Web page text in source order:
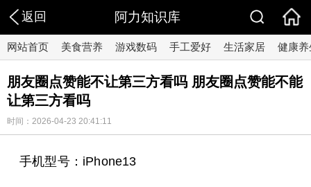
返回 阿力知识库
网站首页 美食营养 游戏数码 手工爱好 生活家居 健康养
朋友圈点赞能不让第三方看吗 朋友圈点赞能不能
让第三方看吗
时间：2026-04-23 20:41:11
手机型号：iPhone13